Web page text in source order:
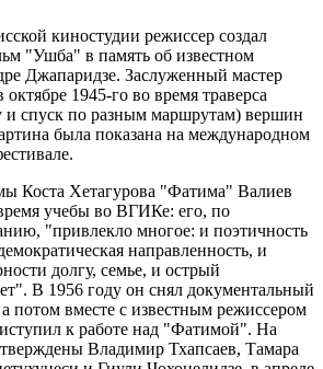
киностудии режиссер создал
"Ушба" в память об известном
Джапаридзе. Заслуженный мастер
1945-го во время траверса
и спуск по разным маршрутам) вершин
была показана на международном
Коста Хетагурова "Фатима" Валиев
учебы во ВГИКе: его, по
"привлекло многое: и поэтичность
направленность, и
долгу, семье, и острый
В 1956 году он снял документальный
потом вместе с известным режиссером
к работе над "Фатимой". На
Владимир Тхапсаев, Тамара